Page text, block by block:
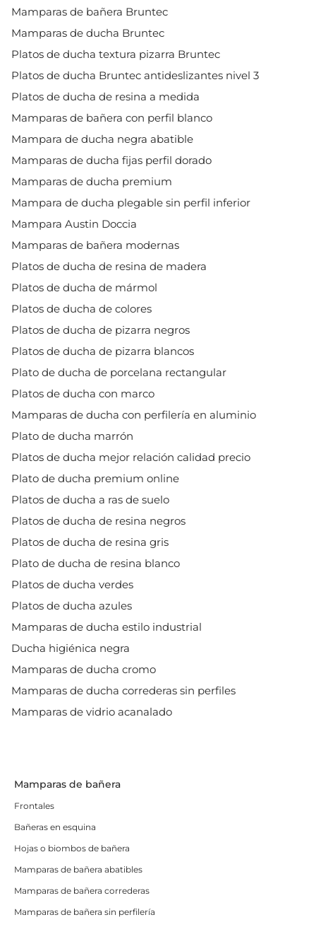
Mamparas de bañera Bruntec
Mamparas de ducha Bruntec
Platos de ducha textura pizarra Bruntec
Platos de ducha Bruntec antideslizantes nivel 3
Platos de ducha de resina a medida
Mamparas de bañera con perfil blanco
Mampara de ducha negra abatible
Mamparas de ducha fijas perfil dorado
Mamparas de ducha premium
Mampara de ducha plegable sin perfil inferior
Mampara Austin Doccia
Mamparas de bañera modernas
Platos de ducha de resina de madera
Platos de ducha de mármol
Platos de ducha de colores
Platos de ducha de pizarra negros
Platos de ducha de pizarra blancos
Plato de ducha de porcelana rectangular
Platos de ducha con marco
Mamparas de ducha con perfilería en aluminio
Plato de ducha marrón
Platos de ducha mejor relación calidad precio
Plato de ducha premium online
Platos de ducha a ras de suelo
Platos de ducha de resina negros
Platos de ducha de resina gris
Plato de ducha de resina blanco
Platos de ducha verdes
Platos de ducha azules
Mamparas de ducha estilo industrial
Ducha higiénica negra
Mamparas de ducha cromo
Mamparas de ducha correderas sin perfiles
Mamparas de vidrio acanalado
Mamparas de bañera
Frontales
Bañeras en esquina
Hojas o biombos de bañera
Mamparas de bañera abatibles
Mamparas de bañera correderas
Mamparas de bañera sin perfilería